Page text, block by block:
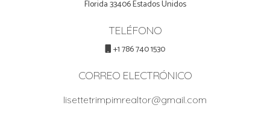
Florida 33406 Estados Unidos
TELÉFONO
+1 786 740 1530
CORREO ELECTRÓNICO
lisettetrimpimrealtor@gmail.com